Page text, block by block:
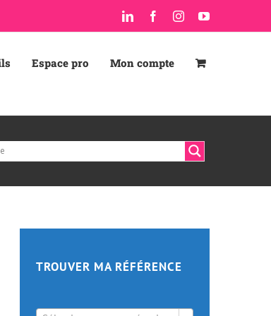
LinkedInFacebookInstagramYouTube
Espace pro Mon compte
TROUVER MA RÉFÉRENCE